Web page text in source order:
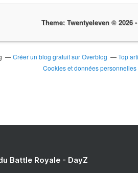
Theme: Twentyeleven © 2026 -
Créer un blog gratuit sur Overblog Top
Cookies et données personnelles
Battle Royale - DayZ